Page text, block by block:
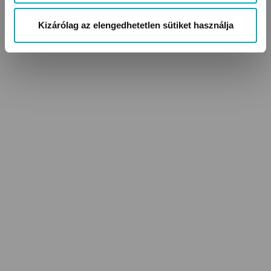
Kizárólag az elengedhetetlen sütiket használja